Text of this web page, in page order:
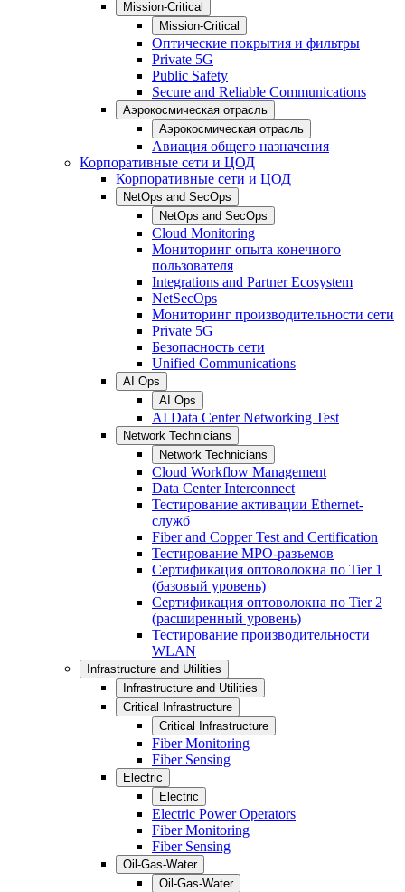
Mission-Critical
Mission-Critical
Оптические покрытия и фильтры
Private 5G
Public Safety
Secure and Reliable Communications
Аэрокосмическая отрасль
Аэрокосмическая отрасль
Авиация общего назначения
Корпоративные сети и ЦОД
Корпоративные сети и ЦОД
NetOps and SecOps
NetOps and SecOps
Cloud Monitoring
Мониторинг опыта конечного
пользователя
Integrations and Partner Ecosystem
NetSecOps
Мониторинг производительности сети
Private 5G
Безопасность сети
Unified Communications
AI Ops
AI Ops
AI Data Center Networking Test
Network Technicians
Network Technicians
Cloud Workflow Management
Data Center Interconnect
Тестирование активации Ethernet-
служб
Fiber and Copper Test and Certification
Тестирование МРО-разъемов
Сертификация оптоволокна по Tier 1
(базовый уровень)
Сертификация оптоволокна по Tier 2
(расширенный уровень)
Тестирование производительности
WLAN
Infrastructure and Utilities
Infrastructure and Utilities
Critical Infrastructure
Critical Infrastructure
Fiber Monitoring
Fiber Sensing
Electric
Electric
Electric Power Operators
Fiber Monitoring
Fiber Sensing
Oil-Gas-Water
Oil-Gas-Water